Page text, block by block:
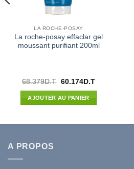
LA ROCHE-POSAY
La roche-posay effaclar gel
moussant purifiant 200ml
68.379D.T Le
initial
était :
60.174D.TLe
AJOUTER AU PANIER
A PROPOS